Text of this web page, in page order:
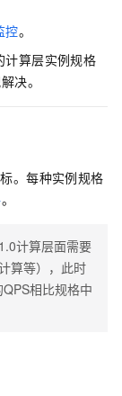
控。
计算层实例规格
决。
。每种实例规格
。
计算层面需要
算等），此时
相比规格中